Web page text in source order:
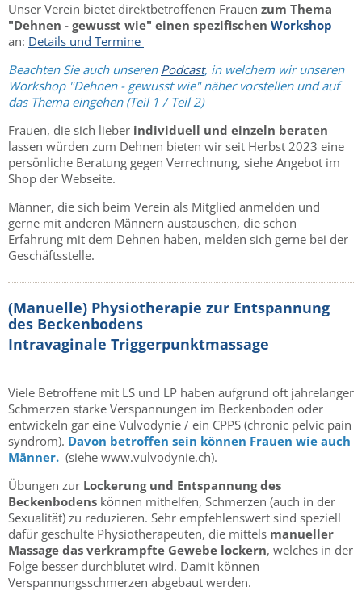
Unser Verein bietet direktbetroffenen Frauen zum Thema
"Dehnen - gewusst wie" einen spezifischen Workshop
an: Details und Termine
Beachten Sie auch unseren Podcast, in welchem wirunseren
Workshop "Dehnen - gewusst wie" näher vorstellen und auf
das Thema eingehen (Teil 1 / Teil 2)
Frauen, die sich lieber individuell und einzeln beraten
lassen würden zum Dehnen bieten wir seit Herbst 2023 eine
persönliche Beratung gegen Verrechnung, siehe Angebot im
Shop der Webseite.
Männer, die sich beim Verein als Mitglied anmelden und
gerne mit anderen Männern austauschen, die schon
Erfahrung mit dem Dehnen haben, melden sich gerne bei der
Geschäftsstelle.
(Manuelle) Physiotherapie zur Entspannung
des Beckenbodens
Intravaginale Triggerpunktmassage
Viele Betroffene mit LS und LP haben aufgrund oft jahrelanger
Schmerzen starke Verspannungen im Beckenboden oder
entwickeln gar eine Vulvodynie / ein CPPS (chronic pelvic pain
syndrom). Davon betroffen sein können Frauen wie auch
Männer. (siehe www.vulvodynie.ch).
Übungen zur Lockerung und Entspannung des
Beckenbodens können mithelfen, Schmerzen (auch in der
Sexualität) zu reduzieren. Sehr empfehlenswert sind speziell
dafür geschulte Physiotherapeuten, die mittels manueller
Massage das verkrampfte Gewebe lockern, welches in der
Folge besser durchblutet wird. Damit können
Verspannungsschmerzen abgebaut werden.